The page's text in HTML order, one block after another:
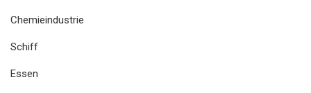
Chemieindustrie
Schiff
Essen